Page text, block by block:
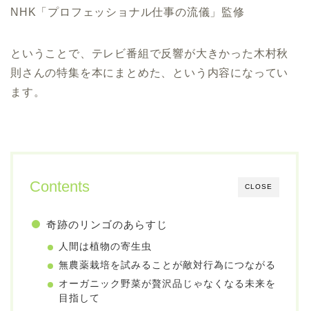
NHK「プロフェッショナル仕事の流儀」監修
ということで、テレビ番組で反響が大きかった木村秋
則さんの特集を本にまとめた、という内容になってい
ます。
CLOSE
Contents
奇跡のリンゴのあらすじ
人間は植物の寄生虫
無農薬栽培を試みることが敵対行為につながる
オーガニック野菜が贅沢品じゃなくなる未来を
目指して